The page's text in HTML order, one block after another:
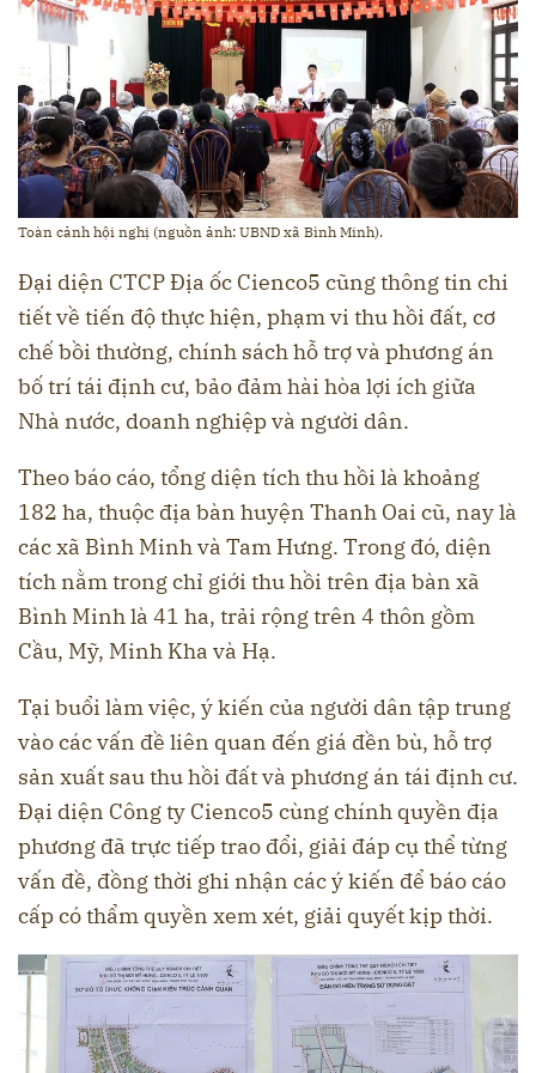
Toàn cảnh hội nghị (nguồn ảnh: UBND xã Bình Minh).
Đại diện CTCP Địa ốc Cienco5 cũng thông tin chi
tiết về tiến độ thực hiện, phạm vi thu hồi đất, cơ
chế bồi thường, chính sách hỗ trợ và phương án
bố trí tái định cư, bảo đảm hài hòa lợi ích giữa
Nhà nước, doanh nghiệp và người dân.
Theo báo cáo, tổng diện tích thu hồi là khoảng
182 ha, thuộc địa bàn huyện Thanh Oai cũ, nay là
các xã Bình Minh và Tam Hưng. Trong đó, diện
tích nằm trong chỉ giới thu hồi trên địa bàn xã
Bình Minh là 41 ha, trải rộng trên 4 thôn gồm
Cầu, Mỹ, Minh Kha và Hạ.
Tại buổi làm việc, ý kiến của người dân tập trung
vào các vấn đề liên quan đến giá đền bù, hỗ trợ
sản xuất sau thu hồi đất và phương án tái định cư.
Đại diện Công ty Cienco5 cùng chính quyền địa
phương đã trực tiếp trao đổi, giải đáp cụ thể từng
vấn đề, đồng thời ghi nhận các ý kiến để báo cáo
cấp có thẩm quyền xem xét, giải quyết kịp thời.